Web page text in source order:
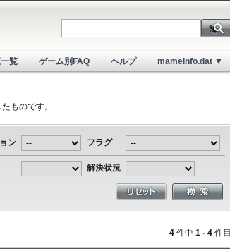
覧 ゲーム別FAQ ヘルプ mameinfo.dat ▼
ものです。
ン フラグ
解決状況
4 件中 1 - 4 件目